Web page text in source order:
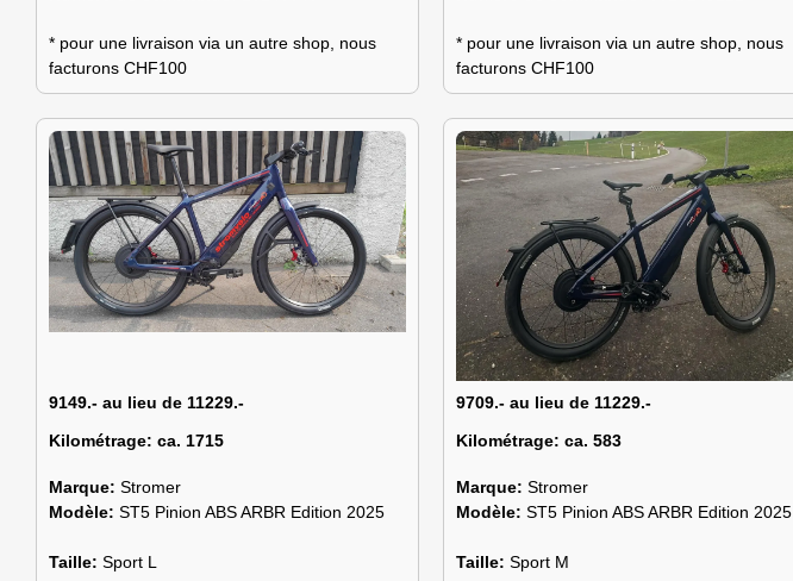
* pour une livraison via un autre shop, nous
facturons CHF100
* pour une livraison via un autre shop, nous
facturons CHF100
9149.- au lieu de 11229.-
Kilométrage: ca. 1715
Marque: Stromer
Modèle: ST5 Pinion ABS ARBR Edition 2025
Taille: Sport L
9709.- au lieu de 11229.-
Kilométrage: ca. 583
Marque: Stromer
Modèle: ST5 Pinion ABS ARBR Edition 2025
Taille: Sport M